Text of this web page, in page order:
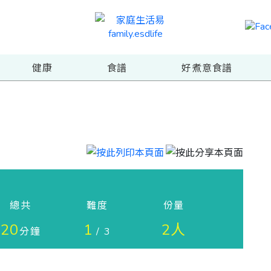
健康 食譜 好煮意食譜
總共
20分鐘
難度
1 / 3
份量
2人